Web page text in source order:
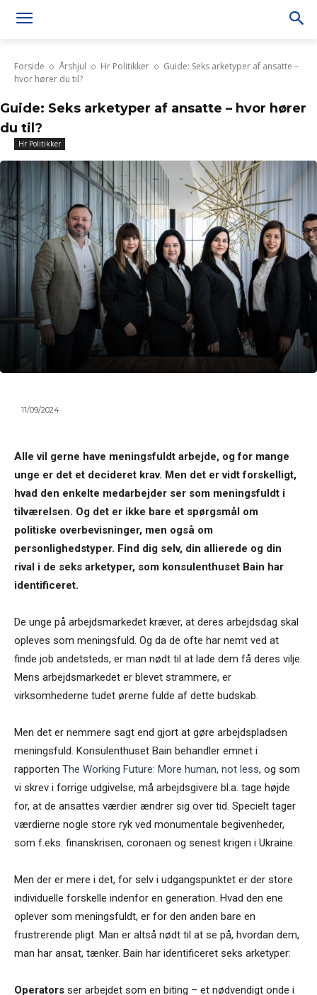
Forside Årshjul Hr Politikker
Guide: Seks arketyper af ansatte –
hvor hører du til?
Guide: Seks arketyper af ansatte – hvor hører
du til?
Hr Politikker
11/09/2024
Alle vil gerne have meningsfuldt arbejde, og for mange
unge er det et decideret krav. Men det er vidt forskelligt,
hvad den enkelte medarbejder ser som meningsfuldt i
tilværelsen. Og det er ikke bare et spørgsmål om
politiske overbevisninger, men også om
personlighedstyper. Find dig selv, din allierede og din
rival i de seks arketyper, som konsulenthuset Bain har
identificeret.
De unge på arbejdsmarkedet kræver, at deres arbejdsdag skal
opleves som meningsfuld. Og da de ofte har nemt ved at
finde job andetsteds, er man nødt til at lade dem få deres vilje.
Mens arbejdsmarkedet er blevet strammere, er
virksomhederne tudet ørerne fulde af dette budskab.
Men det er nemmere sagt end gjort at gøre arbejdspladsen
meningsfuld. Konsulenthuset Bain behandler emnet i
rapporten The Working Future: More human, not less, og som
vi skrev i forrige udgivelse, må arbejdsgivere bl.a. tage højde
for, at de ansattes værdier ændrer sig over tid. Specielt tager
værdierne nogle store ryk ved monumentale begivenheder,
som f.eks. finanskrisen, coronaen og senest krigen i Ukraine.
Men der er mere i det, for selv i udgangspunktet er der store
individuelle forskelle indenfor en generation. Hvad den ene
oplever som meningsfuldt, er for den anden bare en
frustrerende pligt. Man er altså nødt til at se på, hvordan dem,
man har ansat, tænker. Bain har identificeret seks arketyper:
Operators ser arbejdet som en biting – et nødvendigt onde i